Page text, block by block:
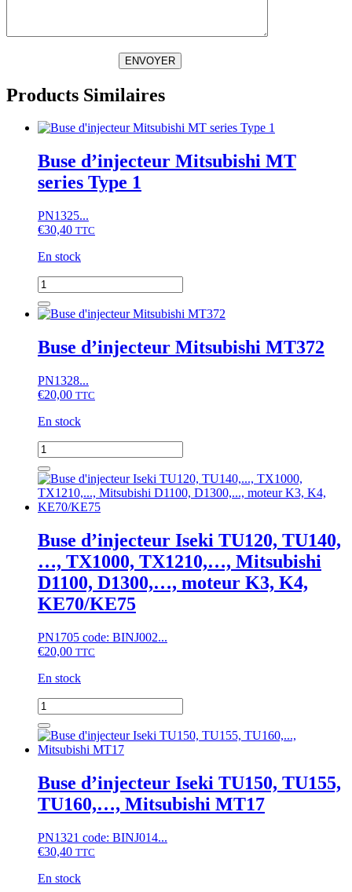
ENVOYER
Products Similaires
Buse d’injecteur Mitsubishi MT
series Type 1
PN1325...
€30,40 TTC
En stock
quantité
de
Buse
Mitsubishi
MT
Type
1
Buse d’injecteur Mitsubishi MT372
PN1328...
€20,00 TTC
En stock
quantité
de
Buse
d'injecteur
Mitsubishi
Buse d’injecteur Iseki TU120, TU140,
…, TX1000, TX1210,…, Mitsubishi
D1100, D1300,…, moteur K3, K4,
KE70/KE75
PN1705 code: BINJ002...
€20,00 TTC
En stock
quantité
de
Buse
d'injecteur
TU120,
TU140,...,
TX1000,
TX1210,...,
Mitsubishi
D1100,
D1300,...,
moteur
K3,
Buse d’injecteur Iseki TU150, TU155,
TU160,…, Mitsubishi MT17
PN1321 code: BINJ014...
€30,40 TTC
En stock